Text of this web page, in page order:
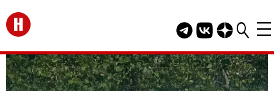
Перейти на главную
Telegram канал
Группа HELLO
Канал